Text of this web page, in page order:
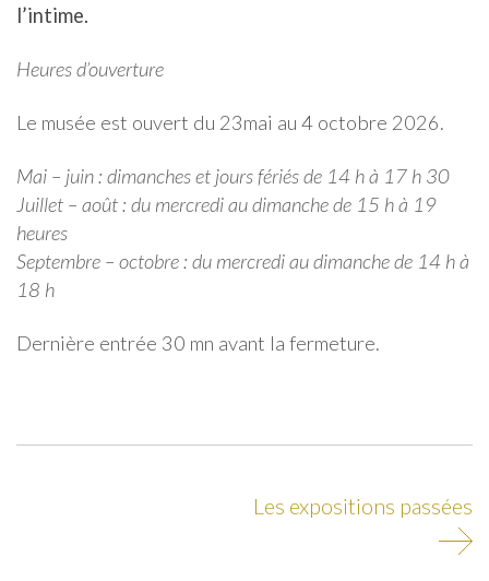
l’intime.
Heures d’ouverture
Le musée est ouvert du 23mai au 4 octobre 2026.
Mai – juin : dimanches et jours fériés de 14 h à 17 h 30
Juillet – août : du mercredi au dimanche de 15 h à 19
heures
Septembre – octobre : du mercredi au dimanche de 14 h à
18 h
Dernière entrée 30 mn avant la fermeture.
Les expositions passées